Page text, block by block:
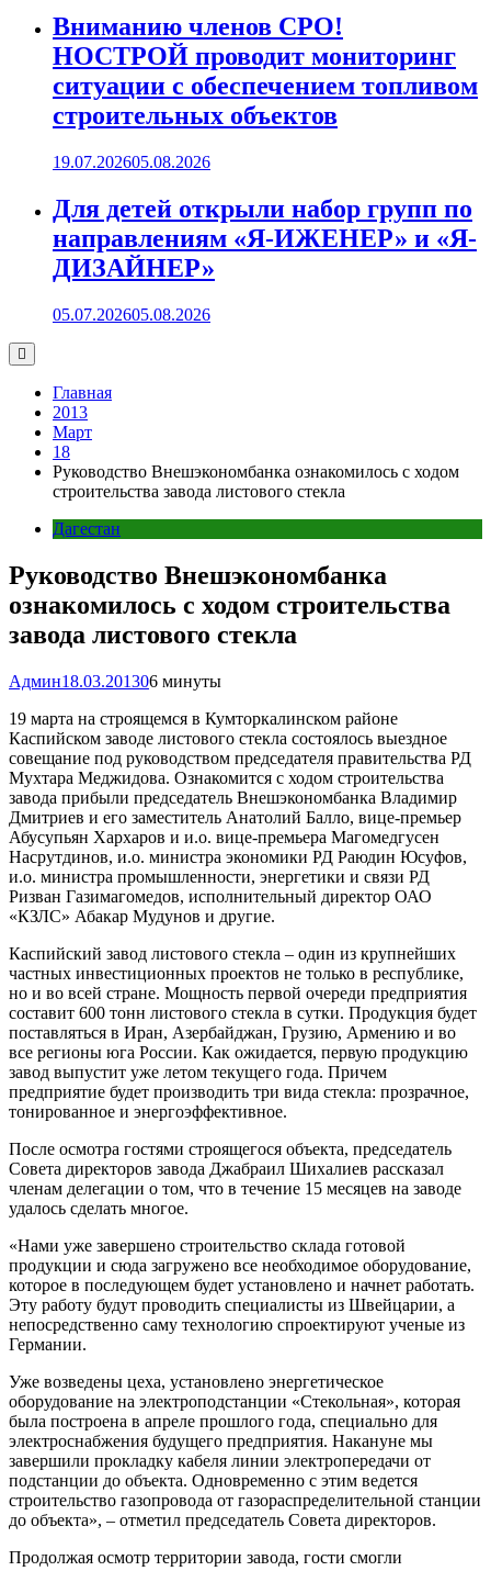
Вниманию членов СРО!
НОСТРОЙ проводит мониторинг
ситуации с обеспечением топливом
строительных объектов
19.07.202605.08.2026
Для детей открыли набор групп по
направлениям «Я-ИЖЕНЕР» и «Я-
ДИЗАЙНЕР»
05.07.202605.08.2026
Главная
2013
Март
18
Руководство Внешэкономбанка ознакомилось с ходом
строительства завода листового стекла
Дагестан
Руководство Внешэкономбанка
ознакомилось с ходом строительства
завода листового стекла
Админ18.03.201306 минуты
19 марта на строящемся в Кумторкалинском районе
Каспийском заводе листового стекла состоялось выездное
совещание под руководством председателя правительства РД
Мухтара Меджидова. Ознакомится с ходом строительства
завода прибыли председатель Внешэкономбанка Владимир
Дмитриев и его заместитель Анатолий Балло, вице-премьер
Абусупьян Хархаров и и.о. вице-премьера Магомедгусен
Насрутдинов, и.о. министра экономики РД Раюдин Юсуфов,
и.о. министра промышленности, энергетики и связи РД
Ризван Газимагомедов, исполнительный директор ОАО
«КЗЛС» Абакар Мудунов и другие.
Каспийский завод листового стекла – один из крупнейших
частных инвестиционных проектов не только в республике,
но и во всей стране. Мощность первой очереди предприятия
составит 600 тонн листового стекла в сутки. Продукция будет
поставляться в Иран, Азербайджан, Грузию, Армению и во
все регионы юга России. Как ожидается, первую продукцию
завод выпустит уже летом текущего года. Причем
предприятие будет производить три вида стекла: прозрачное,
тонированное и энергоэффективное.
После осмотра гостями строящегося объекта, председатель
Совета директоров завода Джабраил Шихалиев рассказал
членам делегации о том, что в течение 15 месяцев на заводе
удалось сделать многое.
«Нами уже завершено строительство склада готовой
продукции и сюда загружено все необходимое оборудование,
которое в последующем будет установлено и начнет работать.
Эту работу будут проводить специалисты из Швейцарии, а
непосредственно саму технологию спроектируют ученые из
Германии.
Уже возведены цеха, установлено энергетическое
оборудование на электроподстанции «Стекольная», которая
была построена в апреле прошлого года, специально для
электроснабжения будущего предприятия. Накануне мы
завершили прокладку кабеля линии электропередачи от
подстанции до объекта. Одновременно с этим ведется
строительство газопровода от газораспределительной станции
до объекта», – отметил председатель Совета директоров.
Продолжая осмотр территории завода, гости смогли